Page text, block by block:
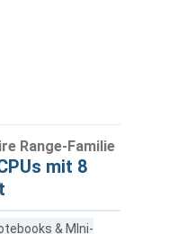
Range-Familie
mit 8
& MIni-